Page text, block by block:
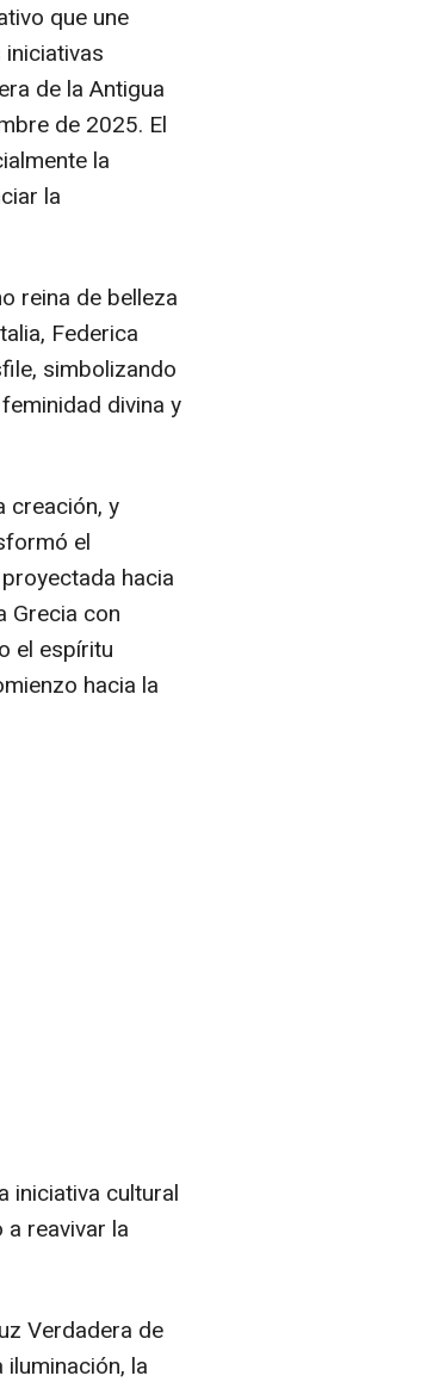
que une
de la Antigua
de 2025. El
la
la
reina de belleza
Federica
simbolizando
divina y
creación, y
el
hacia
Grecia con
el espíritu
hacia la
iniciativa cultural
reavivar la
Verdadera de
la